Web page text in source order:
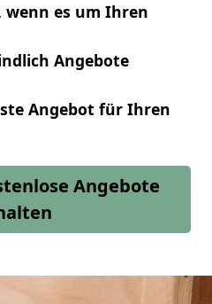
es um Ihren
Angebote
Angebot für Ihren
Angebote